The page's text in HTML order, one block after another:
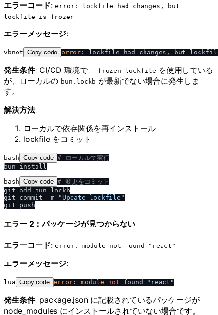
エラーコード: error: lockfile had changes, but
lockfile is frozen
エラーメッセージ:
vbnet Copy code error: lockfile had changes, but
発生条件: CI/CD 環境で --frozen-lockfile を使用している
が、ローカルの bun.lockb が最新でない場合に発生しま
す。
解決方法:
ローカルで依存関係を再インストール
lockfile をコミット
bash Copy code # ローカルで実行
bash Copy code # 変更をコミット
git add bun.lockb
git commit -m
"Update lockfile"
エラー 2：パッケージが見つからない
エラーコード: error: module not found "react"
エラーメッセージ:
lua Copy code error : module not found "react"
発生条件: package.json に記載されているパッケージが
node_modules にインストールされていない場合です。